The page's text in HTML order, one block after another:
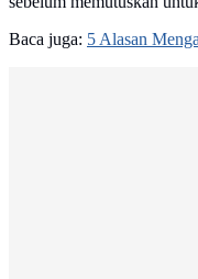
Baca juga: 5 Alasan